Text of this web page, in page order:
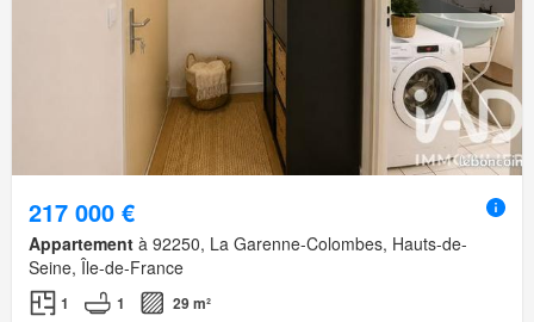
217 000 €
Appartement à 92250, La Garenne-Colombes, Hauts-de-
Seine, Île-de-France
1 1
29 m²